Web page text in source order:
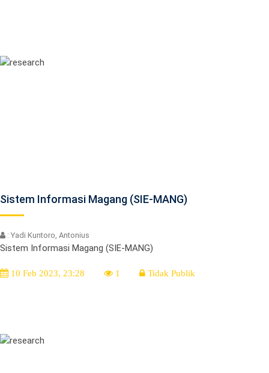
Sistem Informasi Magang (SIE-MANG)
: Yadi Kuntoro, Antonius
Sistem Informasi Magang (SIE-MANG)
10 Feb 2023, 23:28 1 Tidak Publik